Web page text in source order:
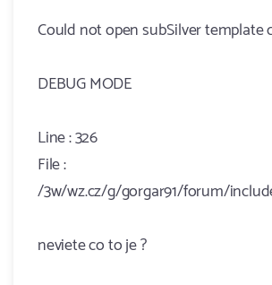
Could not open subSilver template
DEBUG MODE
Line : 326
File :
/3w/wz.cz/g/gorgar91/forum/
neviete co to je ?